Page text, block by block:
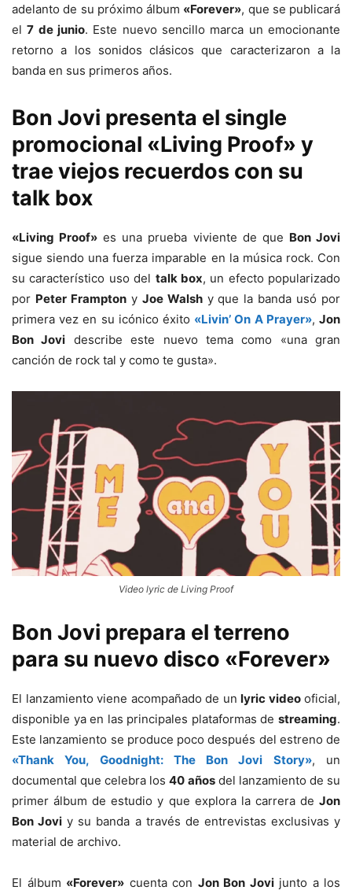
adelanto de su próximo álbum «Forever», que se publicará
el7 de junio. Este nuevo sencillo marca un emocionante
retorno a los sonidos clásicos que caracterizaron a la
banda en sus primeros años.
Bon Jovi presenta el single
promocional «Living Proof» y
trae viejos recuerdos con su
talk box
«Living Proof» es una prueba viviente de que Bon Jovi
sigue siendo una fuerza imparable en la música rock. Con
su característico uso del talk box, un efecto popularizado
por Peter Framptony Joe Walshy que la banda usó por
primera vez en su icónico éxito «Livin’ On A Prayer»,Jon
Bon Jovi describe este nuevo tema como «una gran
canción de rock tal y como te gusta».
Video lyric de Living Proof
Bon Jovi prepara el terreno
para su nuevo disco «Forever»
El lanzamiento viene acompañado de un lyric videooficial,
disponible ya en las principales plataformas de streaming.
Este lanzamiento se produce poco después del estreno de
«Thank You, Goodnight: The Bon Jovi Story», un
documental que celebra los40 añosdel lanzamiento de su
primer álbum de estudio y que explora la carrera de Jon
Bon Jovi y su banda a través de entrevistas exclusivas y
material de archivo.
El álbum «Forever» cuenta con Jon Bon Jovijunto a los